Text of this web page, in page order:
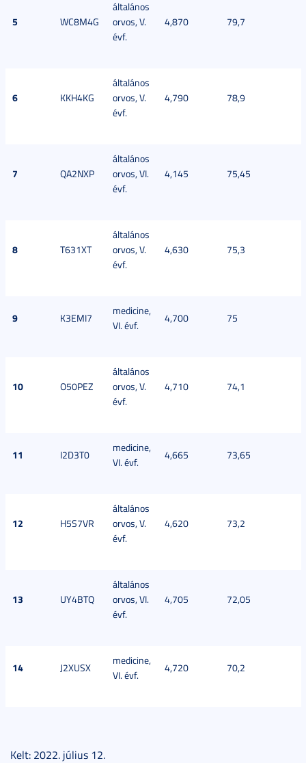
5 WC8M4G
általános
orvos, V.
évf.
4,870 79,7
6 KKH4KG
általános
orvos, V.
évf.
4,790 78,9
7 QA2NXP
általános
orvos, VI.
évf.
4,145 75,45
8 T631XT
általános
orvos, V.
évf.
4,630 75,3
9 K3EMI7
medicine,
VI. évf.
4,700 75
10 O50PEZ
általános
orvos, V.
évf.
4,710 74,1
11 I2D3T0
medicine,
VI. évf.
4,665 73,65
12 H5S7VR
általános
orvos, V.
évf.
4,620 73,2
13 UY4BTQ
általános
orvos, VI.
évf.
4,705 72,05
14 J2XUSX
medicine,
VI. évf.
4,720 70,2
Kelt: 2022. július 12.